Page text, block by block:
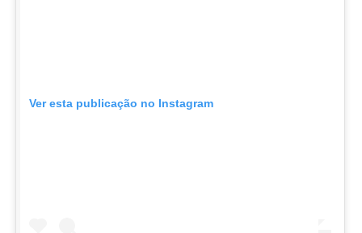
Ver esta publicação no Instagram